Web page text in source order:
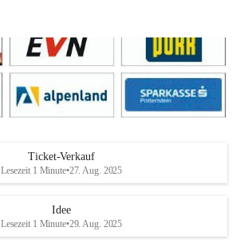
Ticket-Verkauf
Lesezeit 1 Minute•27. Aug. 2025
Idee
Lesezeit 1 Minute•29. Aug. 2025